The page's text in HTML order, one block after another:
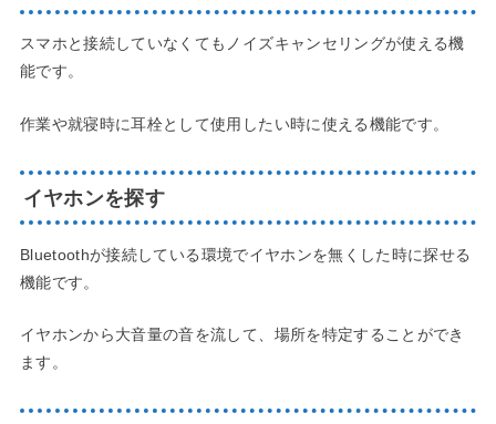
スマホと接続していなくてもノイズキャンセリングが使える機
能です。
作業や就寝時に耳栓として使用したい時に使える機能です。
イヤホンを探す
Bluetoothが接続している環境でイヤホンを無くした時に探せる
機能です。
イヤホンから大音量の音を流して、場所を特定することができ
ます。